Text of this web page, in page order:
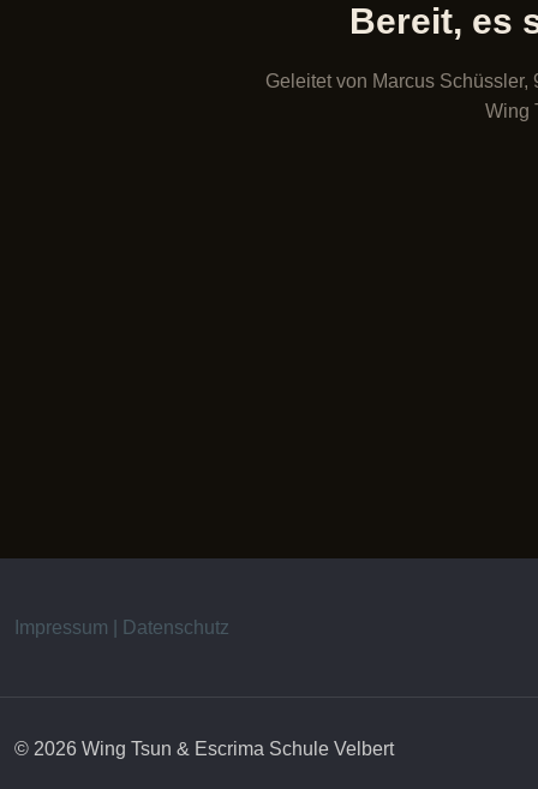
Bereit, es
Geleitet von Marcus Schüssler,
Wing
Impressum | Datenschutz
© 2026 Wing Tsun & Escrima Schule Velbert